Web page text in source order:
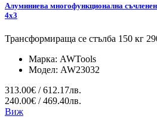
Алуминиева многофункционална
4x3
Трансформираща се стълба 150 кг
Марка: AWTools
Модел: AW23032
313.00€ / 612.17лв.
240.00€ / 469.40лв.
Виж